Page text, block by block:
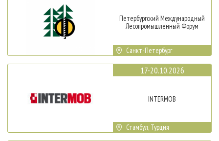
Петербургский Международный
Лесопромышленный Форум
Санкт-Петербург
17-20.10.2026
INTERMOB
Стамбул, Турция